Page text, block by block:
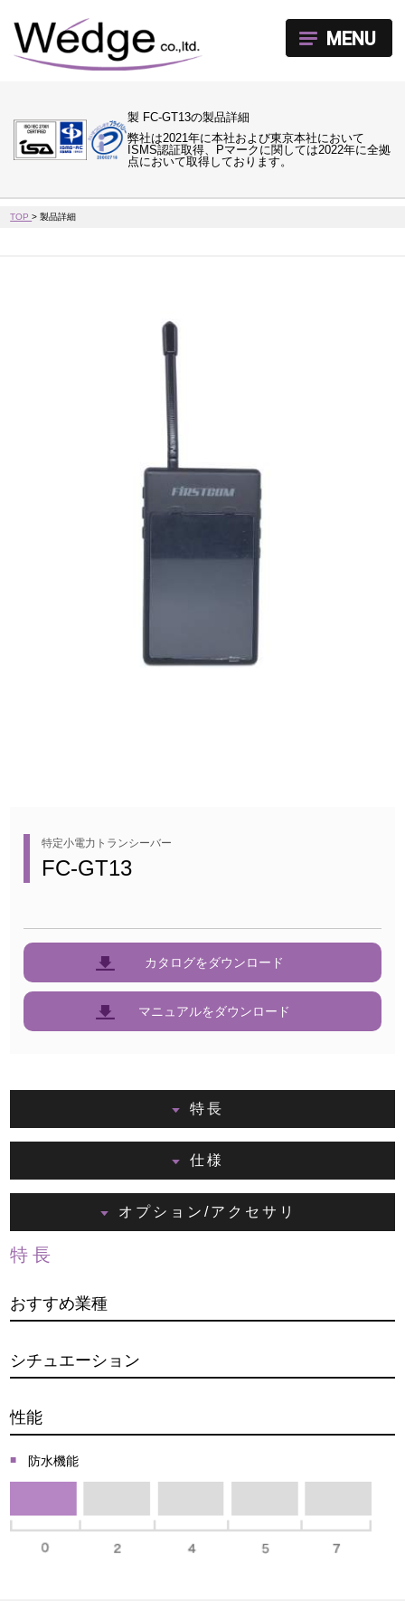
製 FC-GT13の製品詳細
弊社は2021年に本社および東京本社において
ISMS認証取得、Pマークに関しては2022年に全拠
点において取得しております。
MENU
TOP>製品詳細
特定小電力トランシーバー
FC-GT13
カタログをダウンロード
マニュアルをダウンロード
特長
仕様
オプション/アクセサリ
特長
おすすめ業種
シチュエーション
性能
防水機能